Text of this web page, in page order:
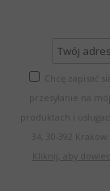
Chcę zapisać
przesyłanie na
produktach i
34, 30-392
Kliknij, aby